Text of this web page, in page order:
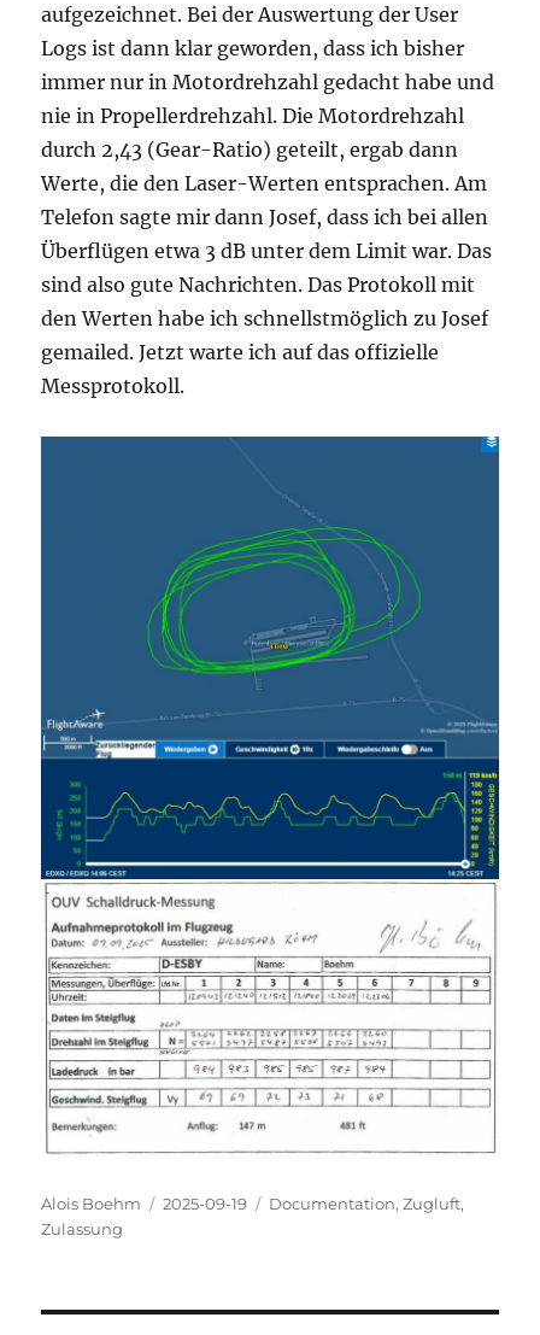
aufgezeichnet. Bei der Auswertung der User
Logs ist dann klar geworden, dass ich bisher
immer nur in Motordrehzahl gedacht habe und
nie in Propellerdrehzahl. Die Motordrehzahl
durch 2,43 (Gear-Ratio) geteilt, ergab dann
Werte, die den Laser-Werten entsprachen. Am
Telefon sagte mir dann Josef, dass ich bei allen
Überflügen etwa 3 dB unter dem Limit war. Das
sind also gute Nachrichten. Das Protokoll mit
den Werten habe ich schnellstmöglich zu Josef
gemailed. Jetzt warte ich auf das offizielle
Messprotokoll.
Autor
Alois Boehm
Veröffentlicht
2025-09-19 Kategorien
Documentation,Zugluft,
Zulassung